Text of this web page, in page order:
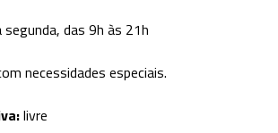
das 9h às 21h
necessidades especiais.
livre